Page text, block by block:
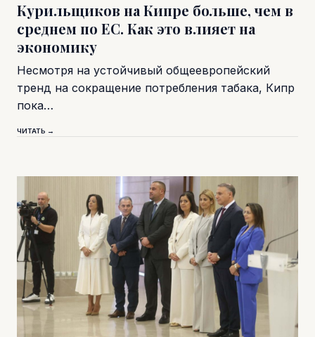
Курильщиков на Кипре больше, чем в
среднем по ЕС. Как это влияет на
экономику
Несмотря на устойчивый общеевропейский
тренд на сокращение потребления табака, Кипр
пока…
ЧИТАТЬ →